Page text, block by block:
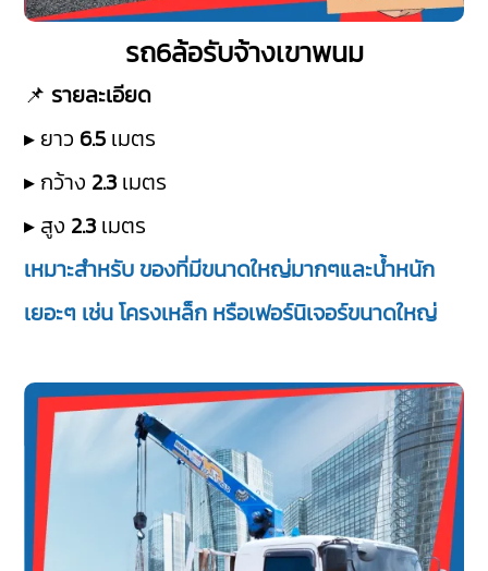
รถ6ล้อรับจ้างเขาพนม
📌 รายละเอียด
▸ ยาว 6.5 เมตร
▸ กว้าง 2.3 เมตร
▸ สูง 2.3 เมตร
เหมาะสำหรับ ของที่มีขนาดใหญ่มากๆและน้ำหนัก
เยอะๆ เช่น โครงเหล็ก หรือเฟอร์นิเจอร์ขนาดใหญ่